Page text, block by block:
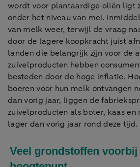
wordt voor plantaardige oliën ligt
onder het niveau van mei.
van melk weer, terwijl de vraag
door de lagere koopkracht juist
landen die belangrijk zijn voor de
zuivelproducten hebben
besteden door de hoge inflatie.
boeren voor hun melk ontvangen
dan vorig jaar, liggen de
zuivelproducten als boter, kaas
lager dan vorig jaar rond deze tijd.